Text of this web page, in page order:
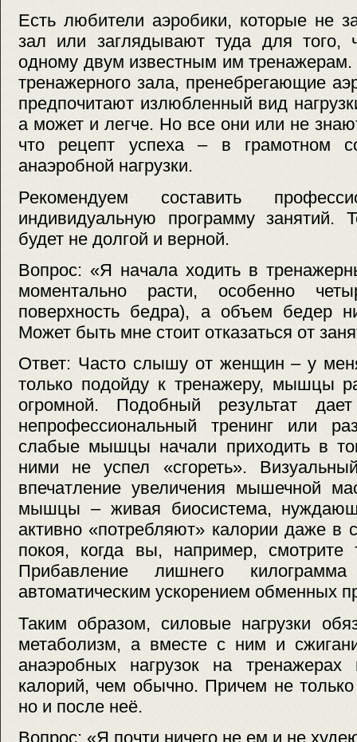
Есть любители аэробики, которые не
зал или заглядывают туда для того,
одному двум известным им
тренажерного зала, пренебрегающие
предпочитают излюбленный вид
а может и легче. Но все они или не
что рецепт успеха – в грамотном
анаэробной нагрузки.
Рекомендуем составить
индивидуальную программу занятий.
будет не долгой и верной.
Вопрос: «Я начала ходить в
моментально расти, особенно
поверхность бедра), а объем бедер
Может быть мне стоит отказаться от
Ответ: Часто слышу от женщин – у
только подойду к тренажеру, мышцы
огромной. Подобный результат
непрофессиональный тренинг или
слабые мышцы начали приходить в
ними не успел «сгореть».
впечатление увеличения мышечной
мышцы – живая биосистема,
активно «потребляют» калории даже в
покоя, когда вы, например, смотрите
Прибавление лишнего
автоматическим ускорением обменных
Таким образом, силовые нагрузки
метаболизм, а вместе с ним и
анаэробных нагрузок на
калорий, чем обычно. Причем не
но и после неё.
Вопрос: «Я почти ничего не ем и не